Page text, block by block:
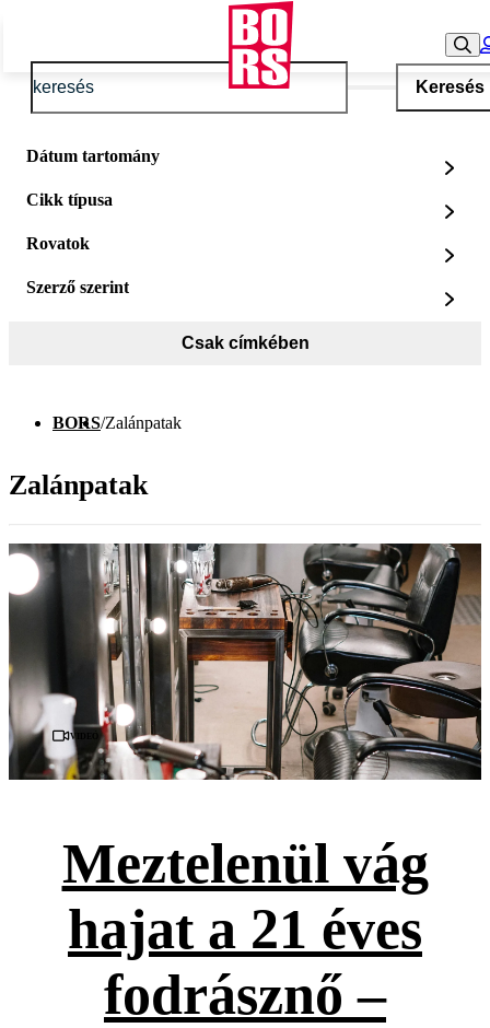
Keresés
Dátum tartomány
Cikk típusa
Rovatok
Szerző szerint
Csak címkében
BORS/Zalánpatak
Zalánpatak
Videó
Meztelenül vág
hajat a 21 éves
fodrásznő –